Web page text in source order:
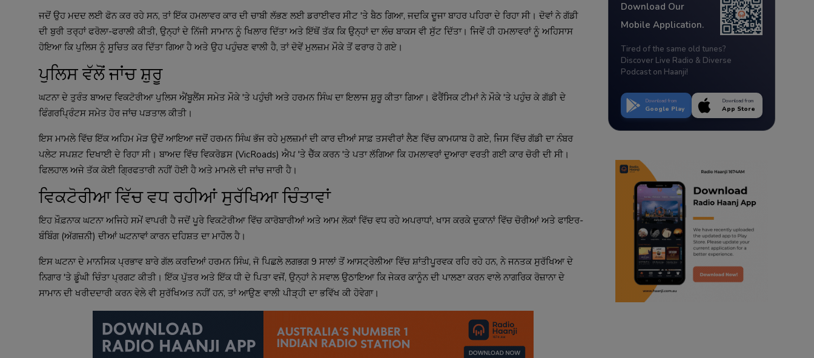
ਜਦੋਂ ਉਹ ਮਦਦ ਲਈ ਫੋਨ ਕਰ ਰਹੇ ਸਨ, ਤਾਂ ਇੱਕ ਹਮਲਾਵਰ ਕਾਰ ਦੀ ਚਾਬੀ ਲੱਭਣ ਲਈ ਡਰਾਈਵਰ ਸੀਟ 'ਤੇ ਬੈਠ ਗਿਆ, ਜਦਕਿ ਦੂਜਾ ਬਾਹਰ ਪਹਿਰਾ ਦੇ ਰਿਹਾ ਸੀ। ਦੋਵਾਂ ਨੇ ਗੱਡੀ
ਦੀ ਬੁਰੀ ਤਰ੍ਹਾਂ ਫਰੋਲਾ-ਫਰਾਲੀ ਕੀਤੀ, ਉਨ੍ਹਾਂ ਦੇ ਨਿੱਜੀ ਸਾਮਾਨ ਨੂੰ ਖਿਲਾਰ ਦਿੱਤਾ ਅਤੇ ਇੱਥੋਂ ਤੱਕ ਕਿ ਉਨ੍ਹਾਂ ਦਾ ਲੰਚ ਬਾਕਸ ਵੀ ਸੁੱਟ ਦਿੱਤਾ। ਜਿਵੇਂ ਹੀ ਹਮਲਾਵਰਾਂ ਨੂੰ ਅਹਿਸਾਸ
ਹੋਇਆ ਕਿ ਪੁਲਿਸ ਨੂੰ ਸੂਚਿਤ ਕਰ ਦਿੱਤਾ ਗਿਆ ਹੈ ਅਤੇ ਉਹ ਪਹੁੰਚਣ ਵਾਲੀ ਹੈ, ਤਾਂ ਦੋਵੇਂ ਮੁਲਜ਼ਮ ਮੌਕੇ ਤੋਂ ਫਰਾਰ ਹੋ ਗਏ।
ਪੁਲਿਸ ਵੱਲੋਂ ਜਾਂਚ ਸ਼ੁਰੂ
ਘਟਨਾ ਦੇ ਤੁਰੰਤ ਬਾਅਦ ਵਿਕਟੋਰੀਆ ਪੁਲਿਸ ਐਂਬੂਲੈਂਸ ਸਮੇਤ ਮੌਕੇ 'ਤੇ ਪਹੁੰਚੀ ਅਤੇ ਹਰਮਨ ਸਿੰਘ ਦਾ ਇਲਾਜ ਸ਼ੁਰੂ ਕੀਤਾ ਗਿਆ। ਫੋਰੈਂਸਿਕ ਟੀਮਾਂ ਨੇ ਮੌਕੇ 'ਤੇ ਪਹੁੰਚ ਕੇ ਗੱਡੀ ਦੇ
ਫਿੰਗਰਪ੍ਰਿੰਟਸ ਸਮੇਤ ਹੋਰ ਜਾਂਚ ਪੜਤਾਲ ਕੀਤੀ।
ਇਸ ਮਾਮਲੇ ਵਿੱਚ ਇੱਕ ਅਹਿਮ ਮੋੜ ਉਦੋਂ ਆਇਆ ਜਦੋਂ ਹਰਮਨ ਸਿੰਘ ਭੱਜ ਰਹੇ ਮੁਲਜ਼ਮਾਂ ਦੀ ਕਾਰ ਦੀਆਂ ਸਾਫ਼ ਤਸਵੀਰਾਂ ਲੈਣ ਵਿੱਚ ਕਾਮਯਾਬ ਹੋ ਗਏ, ਜਿਸ ਵਿੱਚ ਗੱਡੀ ਦਾ ਨੰਬਰ
ਪਲੇਟ ਸਪਸ਼ਟ ਦਿਖਾਈ ਦੇ ਰਿਹਾ ਸੀ। ਬਾਅਦ ਵਿੱਚ ਵਿਕਰੋਡਸ (VicRoads) ਐਪ 'ਤੇ ਚੈੱਕ ਕਰਨ 'ਤੇ ਪਤਾ ਲੱਗਿਆ ਕਿ ਹਮਲਾਵਰਾਂ ਦੁਆਰਾ ਵਰਤੀ ਗਈ ਕਾਰ ਚੋਰੀ ਦੀ ਸੀ।
ਫਿਲਹਾਲ ਅਜੇ ਤੱਕ ਕੋਈ ਗ੍ਰਿਫਤਾਰੀ ਨਹੀਂ ਹੋਈ ਹੈ ਅਤੇ ਮਾਮਲੇ ਦੀ ਜਾਂਚ ਜਾਰੀ ਹੈ।
ਵਿਕਟੋਰੀਆ ਵਿੱਚ ਵਧ ਰਹੀਆਂ ਸੁਰੱਖਿਆ ਚਿੰਤਾਵਾਂ
ਇਹ ਖ਼ੌਫ਼ਨਾਕ ਘਟਨਾ ਅਜਿਹੇ ਸਮੇਂ ਵਾਪਰੀ ਹੈ ਜਦੋਂ ਪੂਰੇ ਵਿਕਟੋਰੀਆ ਵਿੱਚ ਕਾਰੋਬਾਰੀਆਂ ਅਤੇ ਆਮ ਲੋਕਾਂ ਵਿੱਚ ਵਧ ਰਹੇ ਅਪਰਾਧਾਂ, ਖਾਸ ਕਰਕੇ ਦੁਕਾਨਾਂ ਵਿੱਚ ਚੋਰੀਆਂ ਅਤੇ ਫਾਇਰ-
ਬੰਬਿੰਗ (ਅੱਗਜ਼ਨੀ) ਦੀਆਂ ਘਟਨਾਵਾਂ ਕਾਰਨ ਦਹਿਸ਼ਤ ਦਾ ਮਾਹੌਲ ਹੈ।
ਇਸ ਘਟਨਾ ਦੇ ਮਾਨਸਿਕ ਪ੍ਰਭਾਵ ਬਾਰੇ ਗੱਲ ਕਰਦਿਆਂ ਹਰਮਨ ਸਿੰਘ, ਜੋ ਪਿਛਲੇ ਲਗਭਗ 9 ਸਾਲਾਂ ਤੋਂ ਆਸਟ੍ਰੇਲੀਆ ਵਿੱਚ ਸ਼ਾਂਤੀਪੂਰਵਕ ਰਹਿ ਰਹੇ ਹਨ, ਨੇ ਜਨਤਕ ਸੁਰੱਖਿਆ ਦੇ
ਨਿਗਾਰ 'ਤੇ ਡੂੰਘੀ ਚਿੰਤਾ ਪ੍ਰਗਟ ਕੀਤੀ। ਇੱਕ ਪੁੱਤਰ ਅਤੇ ਇੱਕ ਧੀ ਦੇ ਪਿਤਾ ਵਜੋਂ, ਉਨ੍ਹਾਂ ਨੇ ਸਵਾਲ ਉਠਾਇਆ ਕਿ ਜੇਕਰ ਕਾਨੂੰਨ ਦੀ ਪਾਲਣਾ ਕਰਨ ਵਾਲੇ ਨਾਗਰਿਕ ਰੋਜ਼ਾਨਾ ਦੇ
ਸਾਮਾਨ ਦੀ ਖਰੀਦਦਾਰੀ ਕਰਨ ਵੇਲੇ ਵੀ ਸੁਰੱਖਿਅਤ ਨਹੀਂ ਹਨ, ਤਾਂ ਆਉਣ ਵਾਲੀ ਪੀੜ੍ਹੀ ਦਾ ਭਵਿੱਖ ਕੀ ਹੋਵੇਗਾ।
Download Our
Mobile Application.
Tired of the same old tunes?
Discover Live Radio & Diverse
Podcast on Haanji!
Download from
Google Play
Download from
App Store